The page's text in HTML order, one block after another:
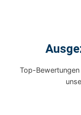
Top-